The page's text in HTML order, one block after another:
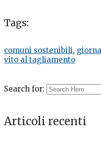
Tags:
comuni sostenibili,
vito al tagliamento
Search for:
Articoli recenti